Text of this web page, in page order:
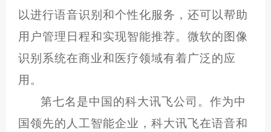
以进行语音识别和个性化服务，还可以帮助
用户管理日程和实现智能推荐。微软的图像
识别系统在商业和医疗领域有着广泛的应
用。
第七名是中国的科大讯飞公司。作为中
国领先的人工智能企业，科大讯飞在语音和